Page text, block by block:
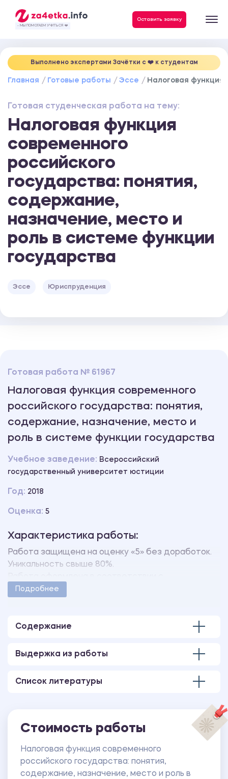
- МЫ ПОМОГАЕМ УЧИТЬСЯ ❤️
Оставить заявку
Выполнено экспертами Зачётки c ❤️ к студентам
Главная Готовые работы Эссе Налоговая функция
Готовая студенческая работа на тему:
Налоговая функция
современного
российского
государства: понятия,
содержание,
назначение, место и
роль в системе функции
государства
Эссе Юриспруденция
Готовая работа № 61967
Налоговая функция современного
российского государства: понятия,
содержание, назначение, место и
роль в системе функции государства
Учебное заведение: Всероссийский
государственный университет юстиции
Год: 2018
Оценка: 5
Характеристика работы:
Работа защищена на оценку «5» без доработок.
Уникальность свыше 80%.
методическими указаниями учебного заведения.
Подробнее
Содержание
Выдержка из работы
Список литературы
Стоимость работы
Налоговая функция современного
российского государства: понятия,
содержание, назначение, место и роль в